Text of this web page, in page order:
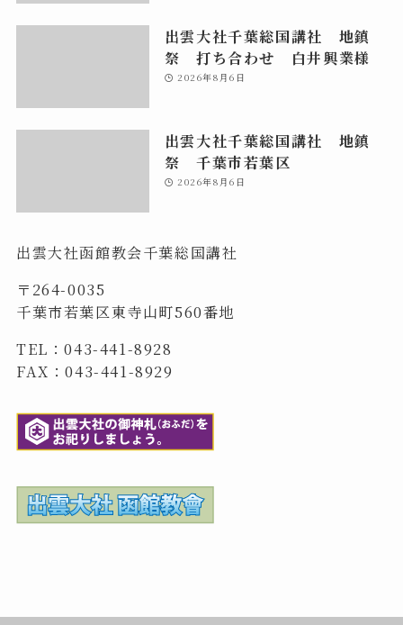
出雲大社千葉総国講社 地鎮
祭 打ち合わせ 白井興業様
2026年8月6日
出雲大社千葉総国講社 地鎮
祭 千葉市若葉区
2026年8月6日
出雲大社函館教会千葉総国講社
〒264-0035
千葉市若葉区東寺山町560番地
TEL：043-441-8928
FAX：043-441-8929